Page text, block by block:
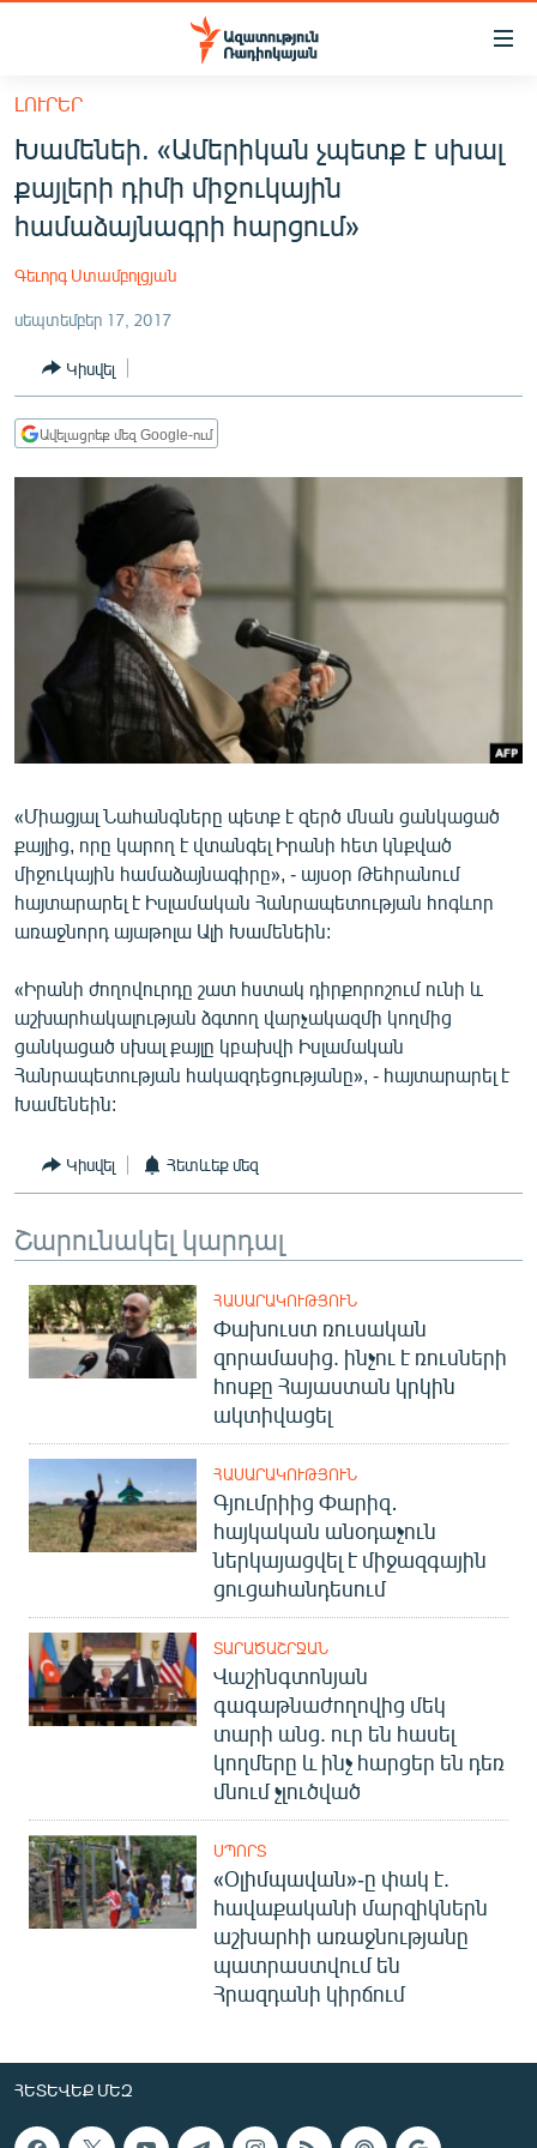
Մատչելիության
հիմնական
բովանդակությանը
հիմնական
մենյուին
ՔԱՂԱՔԱԿԱՆ
ՏՆՏԵՍՈՒԹՅՈՒՆ
ՂԱՐԱԲԱՂ
ՏԱՐԱԾԱՇՐՋԱՆ
ՄԻՋԱԶԳԱՅԻՆ
ՄՇԱԿՈՒՅԹ
ՍՊՈՐՏ
ՄԵԿՆԱԲԱՆՈՒԹՅՈՒՆ
ՏՏ ԵՒ ԻՆՏԵՐՆԵՏ
ԱՐԽԻՎ
ՏԵՍԱՆՅՈՒԹԵՐ
ԲԱՆԱՎԵՃ
ՁԳՏԵԼՈՎ ԼԱՎԱԳՈՒՅՆԻՆ
ՓՈԴՔԱՍԹ
Հայերեն
English
«Ազատության» բոլոր կայքերը
ԼՈՒՐԵՐ
Խամենեի. «Ամերիկան չպետք է սխալ
քայլերի դիմի միջուկային
համաձայնագրի հարցում»
Գեւորգ Ստամբոլցյան
սեպտեմբեր 17, 2017
Կիսվել
Ավելացրեք մեզ Google-ում
«Միացյալ Նահանգները պետք է զերծ մնան ցանկացած
քայլից, որը կարող է վտանգել Իրանի հետ կնքված
միջուկային համաձայնագիրը», - այսօր Թեհրանում
հայտարարել է Իսլամական Հանրապետության հոգևոր
առաջնորդ այաթոլա Ալի Խամենեին:
«Իրանի ժողովուրդը շատ հստակ դիրքորոշում ունի և
աշխարհակալության ձգտող վարչակազմի կողմից
ցանկացած սխալ քայլը կբախվի Իսլամական
Հանրապետության հակազդեցությանը», - հայտարարել է
Խամենեին:
Կիսվել Հետևեք մեզ
Շարունակել կարդալ
ՀԱՍԱՐԱԿՈՒԹՅՈՒՆ
Փախուստ ռուսական
զորամասից. ինչու է ռուսների
հոսքը Հայաստան կրկին
ակտիվացել
ՀԱՍԱՐԱԿՈՒԹՅՈՒՆ
Գյումրիից Փարիզ․
հայկական անօդաչուն
ներկայացվել է միջազգային
ցուցահանդեսում
ՏԱՐԱԾԱՇՐՋԱՆ
Վաշինգտոնյան
գագաթնաժողովից մեկ
տարի անց. ուր են հասել
կողմերը և ինչ հարցեր են դեռ
մնում չլուծված
ՍՊՈՐՏ
«Օլիմպավան»-ը փակ է.
հավաքականի մարզիկներն
աշխարհի առաջնությանը
պատրաստվում են
Հրազդանի կիրճում
ՀԵՏԵՎԵՔ ՄԵԶ